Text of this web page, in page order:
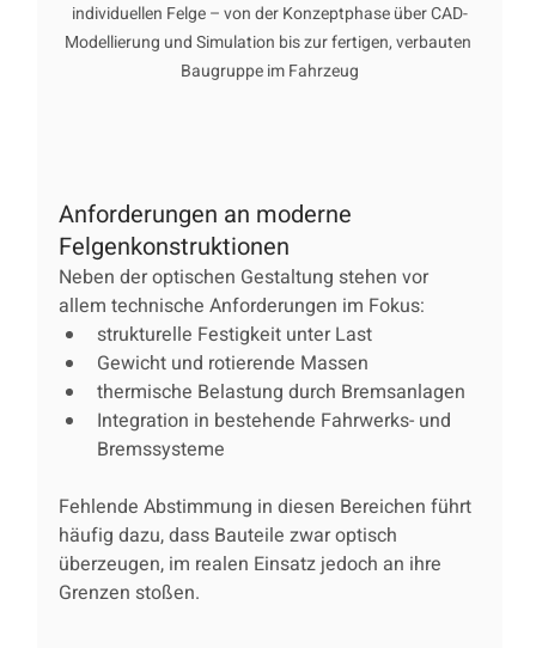
individuellen Felge – von der Konzeptphase über CAD-
Modellierung und Simulation bis zur fertigen, verbauten
Baugruppe im Fahrzeug
Anforderungen an moderne
Felgenkonstruktionen
Neben der optischen Gestaltung stehen vor
allem technische Anforderungen im Fokus:
strukturelle Festigkeit unter Last
Gewicht und rotierende Massen
thermische Belastung durch Bremsanlagen
Integration in bestehende Fahrwerks- und
Bremssysteme
Fehlende Abstimmung in diesen Bereichen führt
häufig dazu, dass Bauteile zwar optisch
überzeugen, im realen Einsatz jedoch an ihre
Grenzen stoßen.